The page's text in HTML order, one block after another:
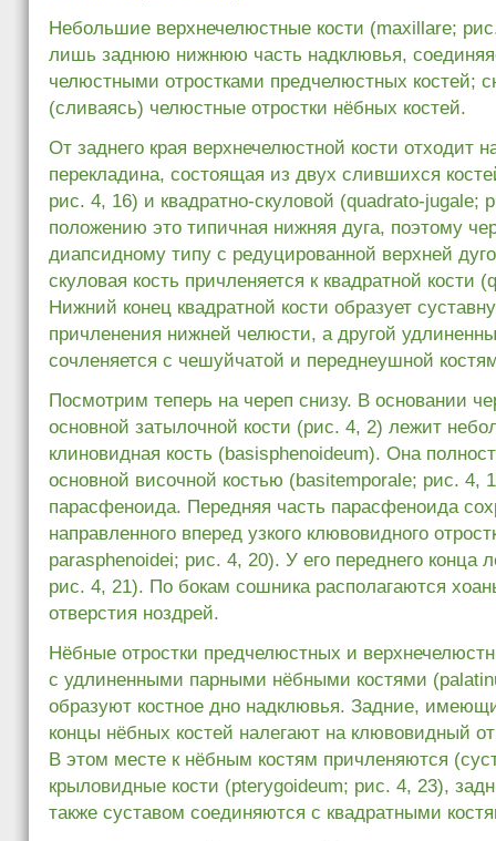
Небольшие верхнечелюстные кости (maxillare;
лишь заднюю нижнюю часть надклювья,
челюстными отростками предчелюстных костей;
(сливаясь) челюстные отростки нёбных костей.
От заднего края верхнечелюстной кости отходит
перекладина, состоящая из двух слившихся
рис. 4, 16) и квадратно-скуловой (quadrato-jugale;
положению это типичная нижняя дуга, поэтому
диапсидному типу с редуцированной верхней
скуловая кость причленяется к квадратной кости
Нижний конец квадратной кости образует
причленения нижней челюсти, а другой
сочленяется с чешуйчатой и переднеушной
Посмотрим теперь на череп снизу. В основании
основной затылочной кости (рис. 4, 2) лежит
клиновидная кость (basisphenoideum). Она
основной височной костью (basitemporale; рис. 4,
парасфеноида. Передняя часть парасфеноида
направленного вперед узкого клювовидного
parasphenoidei; рис. 4, 20). У его переднего конца
рис. 4, 21). По бокам сошника располагаются
отверстия ноздрей.
Нёбные отростки предчелюстных и
с удлиненными парными нёбными костями
образуют костное дно надклювья. Задние,
концы нёбных костей налегают на клювовидный
В этом месте к нёбным костям причленяются
крыловидные кости (pterygoideum; рис. 4, 23),
также суставом соединяются с квадратными